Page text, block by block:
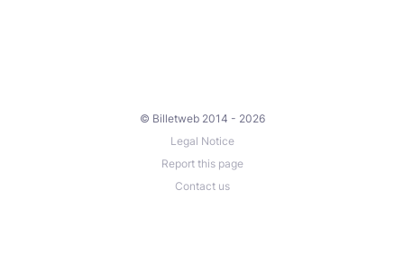
© Billetweb 2014 - 2026
Legal Notice
Report this page
Contact us